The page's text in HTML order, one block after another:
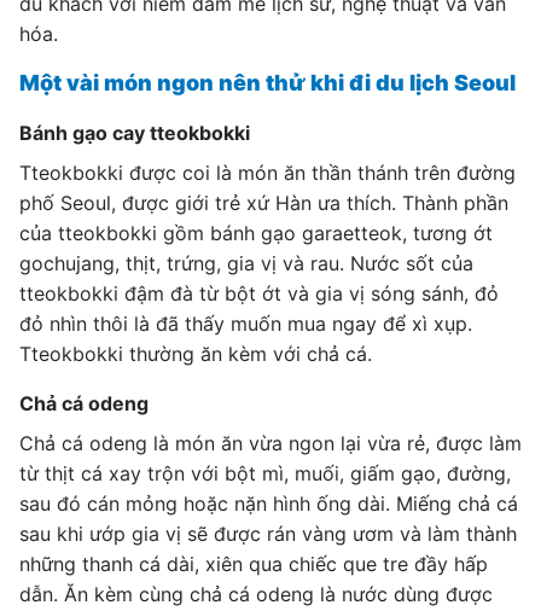
hóa.
Một vài món ngon nên thử khi đi du lịch Seoul
Bánh gạo cay tteokbokki
Tteokbokki được coi là món ăn thần thánh trên đường
phố Seoul, được giới trẻ xứ Hàn ưa thích. Thành phần
của tteokbokki gồm bánh gạo garaetteok, tương ớt
gochujang, thịt, trứng, gia vị và rau. Nước sốt của
tteokbokki đậm đà từ bột ớt và gia vị sóng sánh, đỏ
đỏ nhìn thôi là đã thấy muốn mua ngay để xì xụp.
Tteokbokki thường ăn kèm với chả cá.
Chả cá odeng
Chả cá odeng là món ăn vừa ngon lại vừa rẻ, được làm
từ thịt cá xay trộn với bột mì, muối, giấm gạo, đường,
sau đó cán mỏng hoặc nặn hình ống dài. Miếng chả cá
sau khi ướp gia vị sẽ được rán vàng ươm và làm thành
những thanh cá dài, xiên qua chiếc que tre đầy hấp
dẫn. Ăn kèm cùng chả cá odeng là nước dùng được